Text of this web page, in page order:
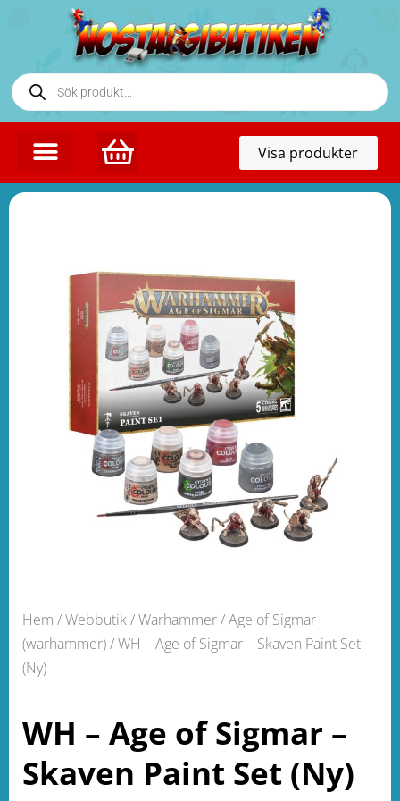
Visa produkter
Hem /Webbutik/Warhammer/Age of Sigmar
(warhammer)/ WH – Age of Sigmar – Skaven Paint Set
(Ny)
WH – Age of Sigmar –
Skaven Paint Set (Ny)